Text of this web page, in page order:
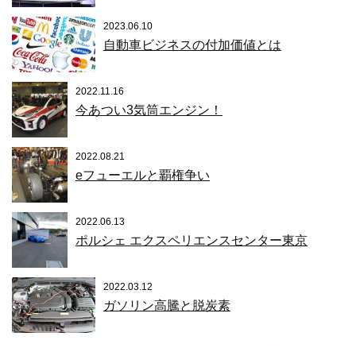
2023.06.10
自動車ビジネスの付加価値とは
2022.11.16
今あつい3気筒エンジン！
2022.08.21
eフューエルと覇権争い
2022.06.13
ポルシェ エクスペリエンスセンター東京
2022.03.12
ガソリン高騰と脱炭素